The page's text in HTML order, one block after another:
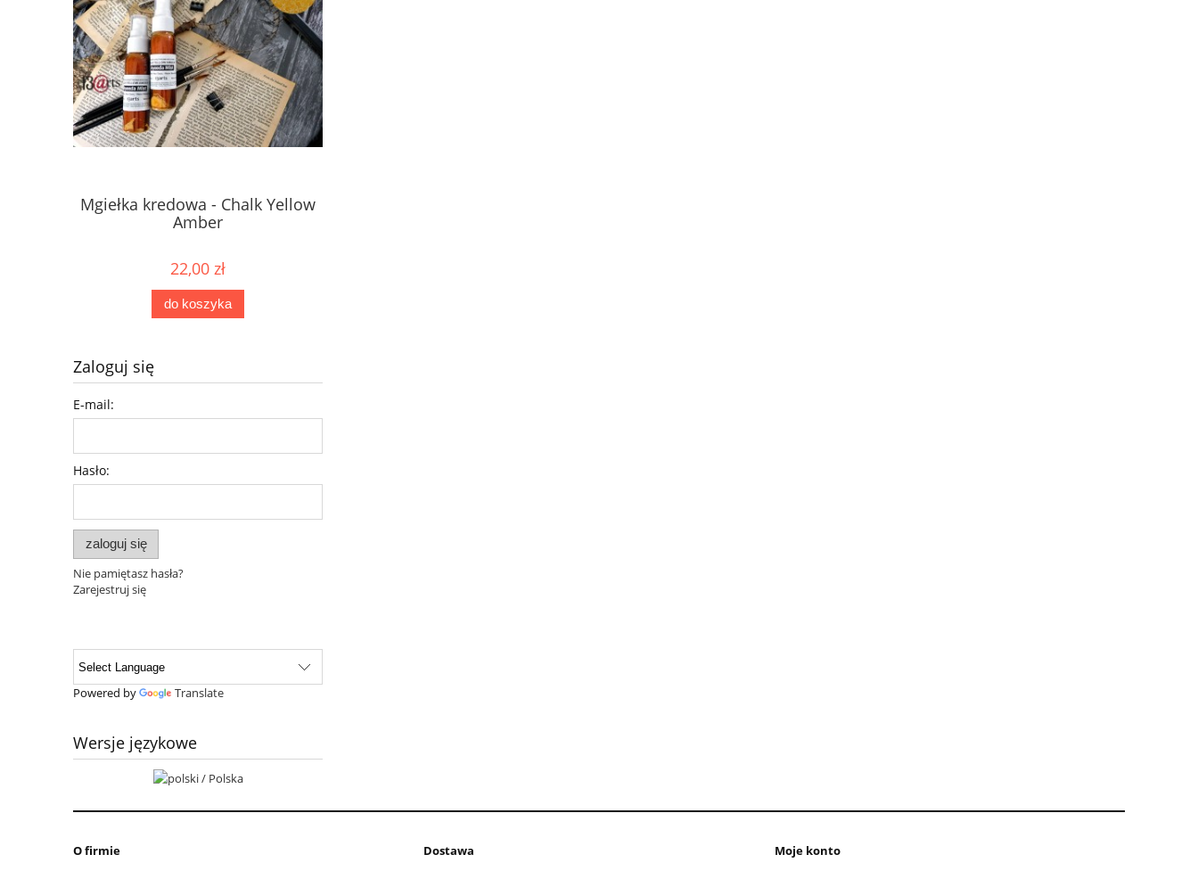
Mgiełka kredowa - Chalk Yellow
Amber
22,00 zł
do koszyka
Zaloguj się
E-mail:
Hasło:
zaloguj się
Nie pamiętasz hasła?
Zarejestruj się
Powered by Translate
Wersje językowe
O firmie Dostawa Moje konto